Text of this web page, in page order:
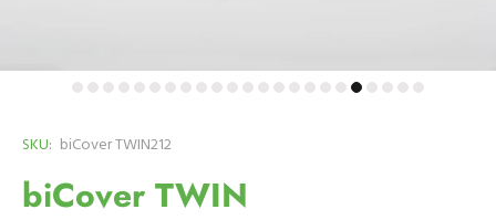
SKU: biCover TWIN212
biCover TWIN